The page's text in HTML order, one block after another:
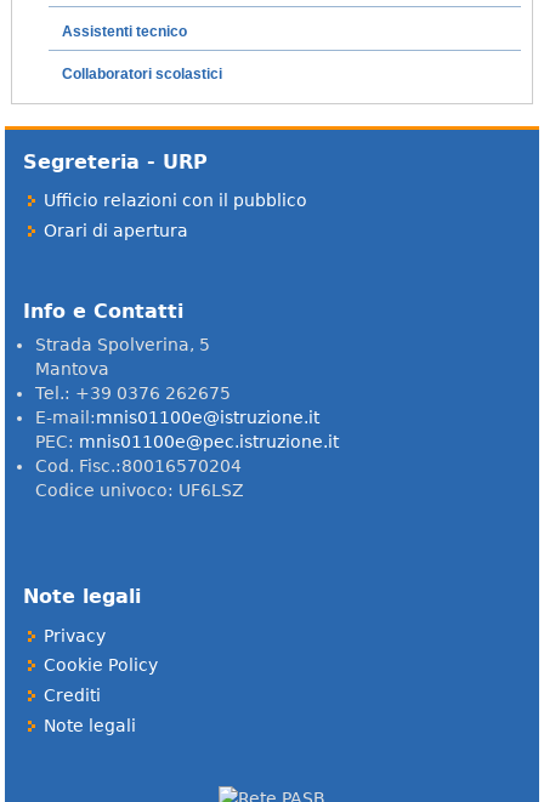
Assistenti tecnico
Collaboratori scolastici
Segreteria - URP
Ufficio relazioni con il pubblico
Orari di apertura
Info e Contatti
Strada Spolverina, 5
Mantova
Tel.: +39 0376 262675
E-mail:mnis01100e@istruzione.it
PEC: mnis01100e@pec.istruzione.it
Cod. Fisc.:80016570204
Codice univoco: UF6LSZ
Note legali
Privacy
Cookie Policy
Crediti
Note legali